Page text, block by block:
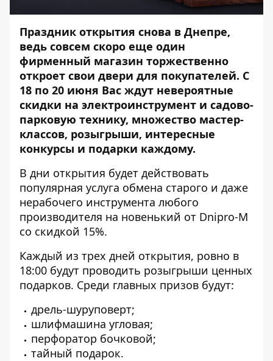
Праздник открытия снова в Днепре,
ведь совсем скоро еще один
фирменный магазин торжественно
откроет свои двери для покупателей. С
18 по 20 июня Вас ждут невероятные
скидки на электроинструмент и садово-
парковую технику, множество мастер-
классов, розыгрыши, интересные
конкурсы и подарки каждому.
В дни открытия будет действовать
популярная услуга обмена старого и даже
нерабочего инструмента любого
производителя на новенький от Dnipro-M
со скидкой 15%.
Каждый из трех дней открытия, ровно в
18:00 будут проводить розыгрыши ценных
подарков. Среди главных призов будут:
дрель-шуруповерт;
шлифмашина угловая;
перфоратор бочковой;
тайный подарок.